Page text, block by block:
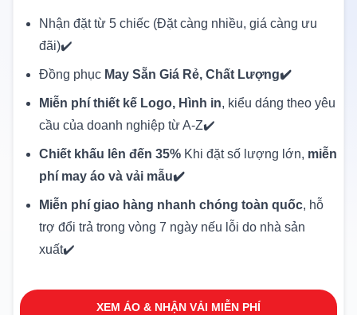
Nhận đặt từ 5 chiếc (Đặt càng nhiều, giá càng ưu
đãi)✔️
Đồng phục May Sẵn Giá Rẻ, Chất Lượng✔️
Miễn phí thiết kế Logo, Hình in, kiểu dáng theo yêu
cầu của doanh nghiệp từ A-Z✔️
Chiết khấu lên đến 35% Khi đặt số lượng lớn, miễn
phí may áo và vải mẫu✔️
Miễn phí giao hàng nhanh chóng toàn quốc, hỗ
trợ đổi trả trong vòng 7 ngày nếu lỗi do nhà sản
xuất✔️
XEM ÁO & NHẬN VẢI MIỄN PHÍ